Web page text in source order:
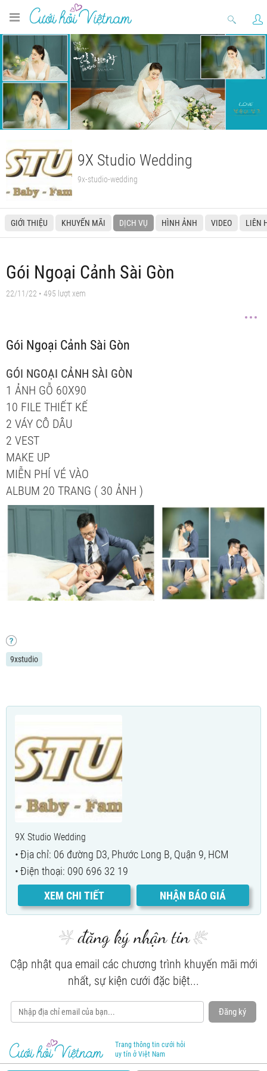
9X Studio Wedding
9x-studio-wedding
GIỚI THIỆU KHUYẾN MÃI DỊCH VỤ HÌNH ẢNH VIDEO LIÊN
Gói Ngoại Cảnh Sài Gòn
22/11/22 • 495 lượt xem
Gói Ngoại Cảnh Sài Gòn
GÓI NGOẠI CẢNH SÀI GÒN
1 ẢNH GỖ 60X90
10 FILE THIẾT KẾ
2 VÁY CÔ DÂU
2 VEST
MAKE UP
MIỄN PHÍ VÉ VÀO
ALBUM 20 TRANG ( 30 ẢNH )
9xstudio
9X Studio Wedding
Địa chỉ: 06 đường D3, Phước Long B, Quận 9, HCM
Điện thoại: 090 696 32 19
XEM CHI TIẾT
NHẬN BÁO GIÁ
đăng ký nhận tin
Cập nhật qua email các chương trình khuyến mãi mới
nhất, sự kiện cưới đặc biệt...
Đăng ký
Trang thông tin cưới hỏi
uy tín ở Việt Nam